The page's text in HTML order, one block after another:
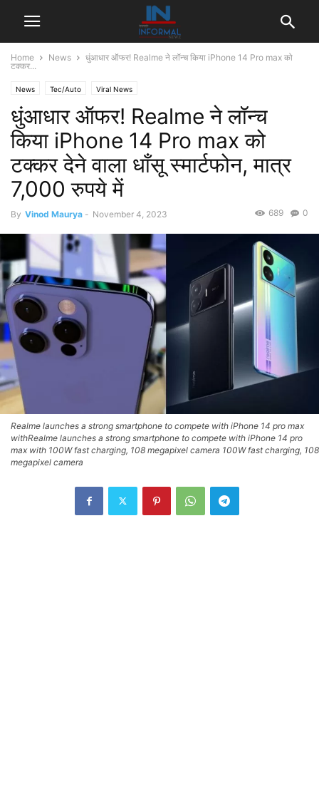
Home News
धुंआधार ऑफर! Realme ने लॉन्च किया iPhone 14 Pro max को
टक्कर...
News Tec/Auto Viral News
धुंआधार ऑफर! Realme ने लॉन्च
किया iPhone 14 Pro max को
टक्कर देने वाला धाँसू स्मार्टफोन, मात्र
7,000 रुपये में
By Vinod Maurya - November 4, 2023 0
689
Realme launches a strong smartphone to compete with iPhone 14 pro max
withRealme launches a strong smartphone to compete with iPhone 14 pro
max with 100W fast charging, 108 megapixel camera 100W fast charging, 108
megapixel camera